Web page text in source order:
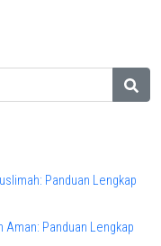
Panduan Lengkap
Aman: Panduan Lengkap